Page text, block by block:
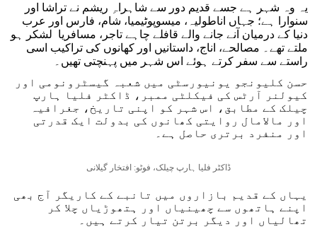
یہ وہ شہر ہے جسے قدیم دور سے شاہراہِ ریشم نے تراشا اور
سنوارا ہے؛ جہاں اناطولیہ، میسوپوٹیمیا، شام، فارس اور عرب
دنیا کے درمیان آنے جانے والے قافلے چاہے تاجر، مسافریا لشکر ہو
ملتے تھے۔ مصالحے، اناج، داستانیں اور کھانوں کی تراکیب اسی
راستے سے سفر کرتے ہوئے اس شہر میں پہنچتی تھیں۔
حسن کلیونجو یونیورسٹی میں شعبہ گیسٹرونومی اور
کیولنر آرٹس کی فیکلٹی ممبر، ڈاکٹر فلیا ہارپ
چیلک کے مطابق، اس شہر کو اپنی تاریخ، جغرافیہ
اور مالامال روایتی کھانوں کی بدولت ایک قدرتی
اور منفرد برتری حاصل ہے۔
ڈاکٹر فلیا ہارپ چیلک، فوٹو: افتخار گیلانی
یہاں کے قدیم بازاروں میں تانبے کے کاریگر آج بھی
اپنے ہاتھوں سے چھینیاں اور ہتھوڑیاں چلا کر
تھالیاں اور دیگر برتن تیار کرتے ہیں۔